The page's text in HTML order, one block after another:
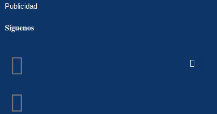
Publicidad
Síguenos
Facebook
Instagram